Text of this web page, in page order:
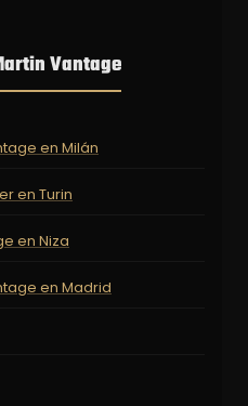
Vantage
en Milán
en Turin
en Niza
en Madrid